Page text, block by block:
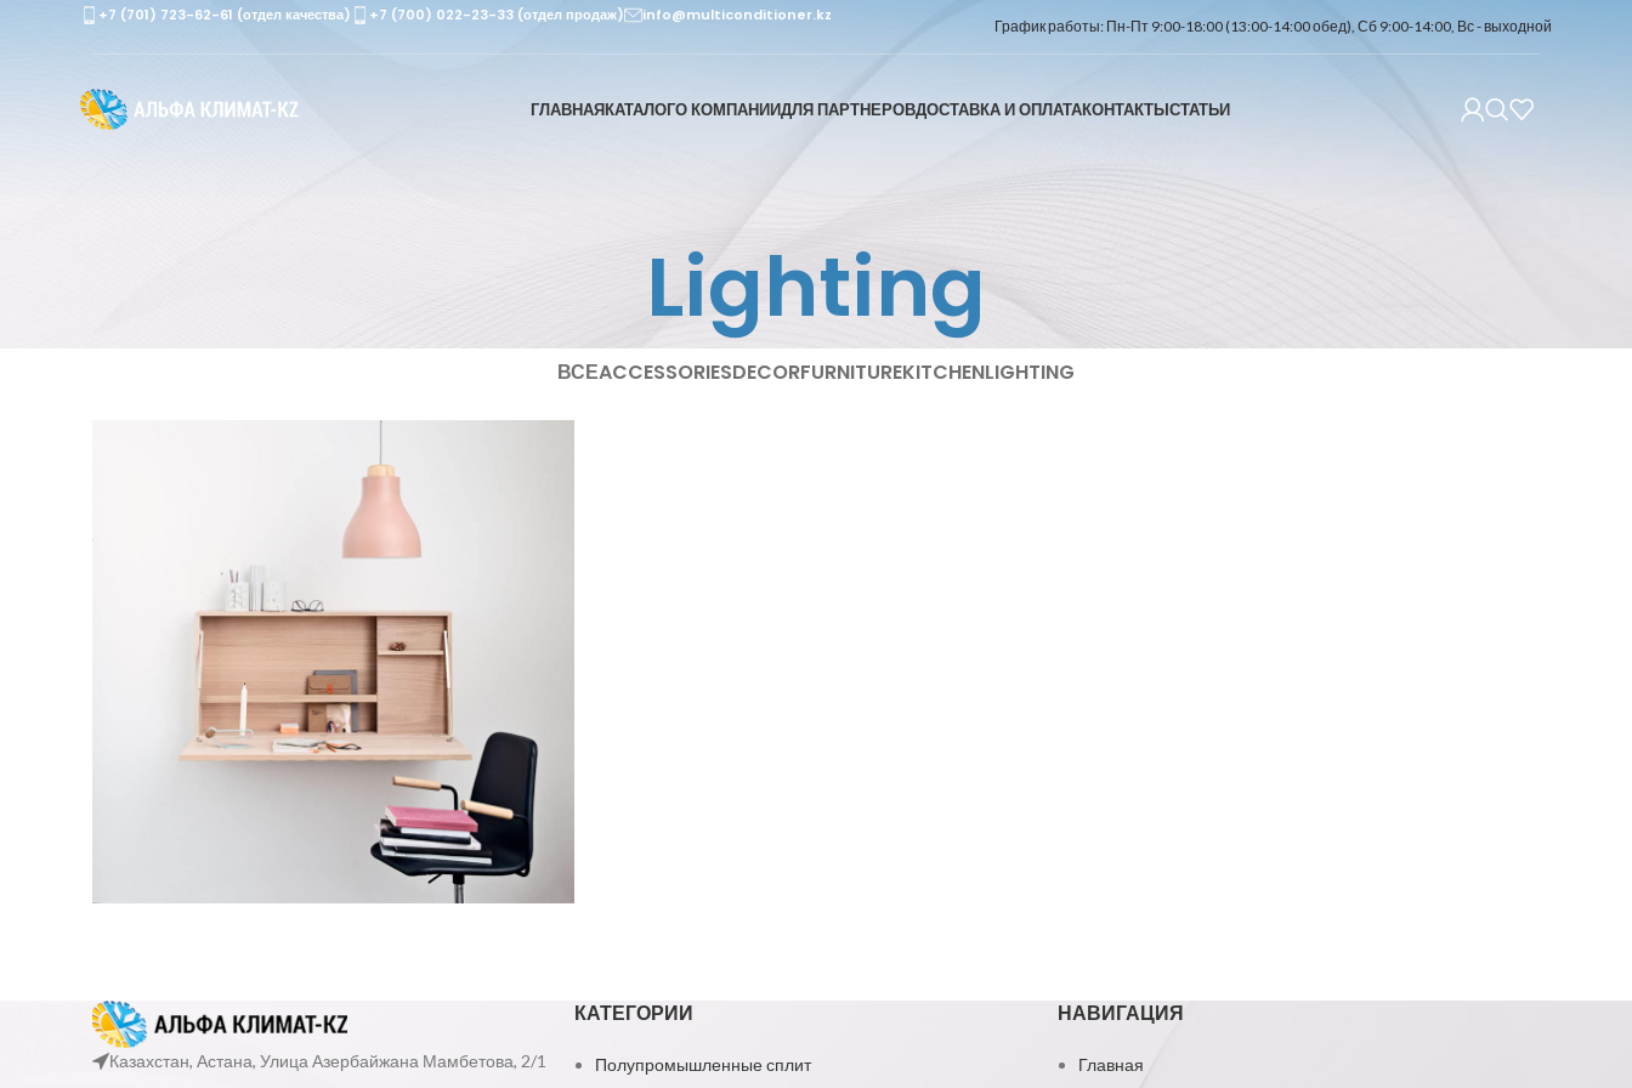
+7 (701) 723-62-61 (отдел качества) +7 (700) 022-23-33 (отдел продаж) info@multiconditioner.kz
График работы: Пн-Пт 9:00-18:00 (13:00-14:00 обед), Сб 9:00-14:00, Вс - выходной
ГЛАВНАЯКАТАЛОГО КОМПАНИИДЛЯ ПАРТНЕРОВДОСТАВКА И ОПЛАТАКОНТАКТЫСТАТЬИ
Lighting
ВСЕACCESSORIESDECORFURNITUREKITCHENLIGHTING
Казахстан, Астана, Улица Азербайжана Мамбетова, 2/1
КАТЕГОРИИ
Полупромышленные сплит
НАВИГАЦИЯ
Главная